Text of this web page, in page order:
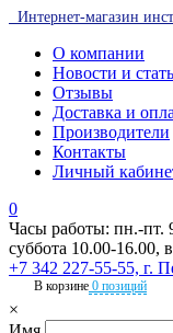
Интернет-магазин
О компании
Новости и
Отзывы
Доставка и
Производители
Контакты
Личный
0
Часы работы: пн.-пт.
суббота 10.00-16.00,
+7 342 227-55-55, г.
В корзине 0 позиций
×